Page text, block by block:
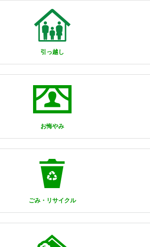
引っ越し
お悔やみ
ごみ・リサイクル